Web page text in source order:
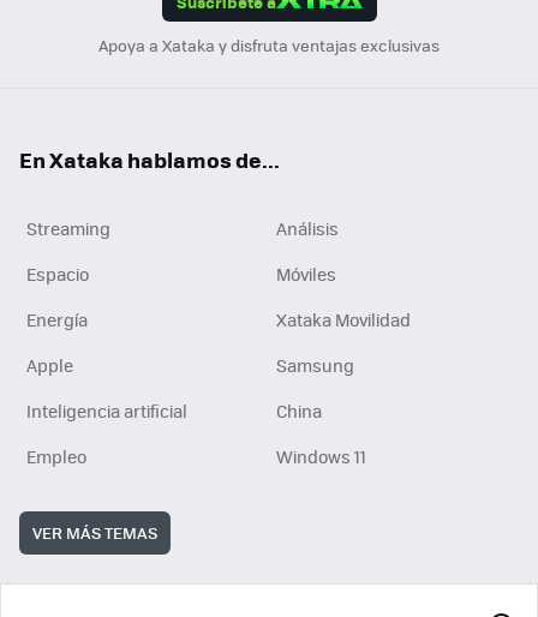
Apoya a Xataka y disfruta ventajas exclusivas
En Xataka hablamos de...
Streaming
Análisis
Espacio
Móviles
Energía
Xataka Movilidad
Apple
Samsung
Inteligencia artificial
China
Empleo
Windows 11
VER MÁS TEMAS